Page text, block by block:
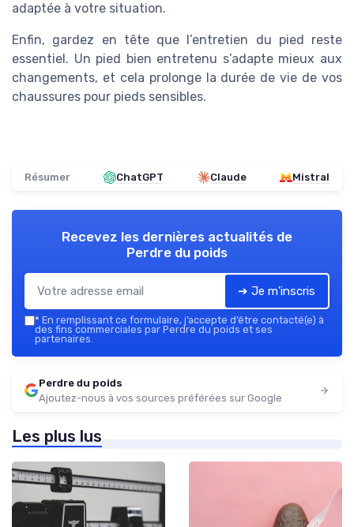
adaptée à votre situation.
Enfin, gardez en tête que l’entretien du pied reste
essentiel. Un pied bien entretenu s’adapte mieux aux
changements, et cela prolonge la durée de vie de vos
chaussures pour pieds sensibles.
Résumer ChatGPT Claude Mistral
Recevez les dernières actualités de
Perdre du poids
➔ Je m'inscris
* En remplissant ce formulaire, j’accepte d’être contacté(e) à
des fins commerciales par Perdre du poids et ses
partenaires.
Perdre du poids
Ajoutez-nous à vos sources préférées sur Google
Les plus lus